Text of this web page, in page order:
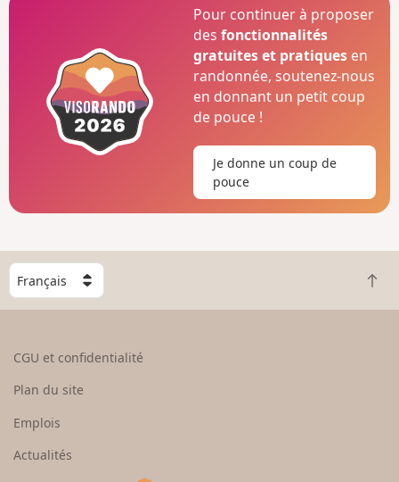
Pour continuer à proposer
desfonctionnalités
gratuites et pratiques en
randonnée, soutenez-nous
en donnant un petit coup
de pouce !
Je donne un coup de
pouce
C
h
o
e
u
R
e
CGU et confidentialité
Plan du site
Emplois
Actualités